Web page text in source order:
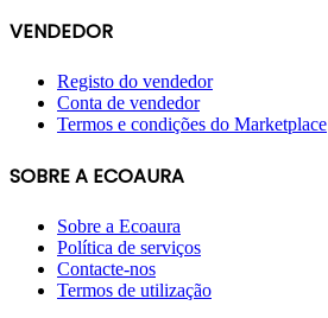
VENDEDOR
Registo do vendedor
Conta de vendedor
Termos e condições do Marketplace
SOBRE A ECOAURA
Sobre a Ecoaura
Política de serviços
Contacte-nos
Termos de utilização